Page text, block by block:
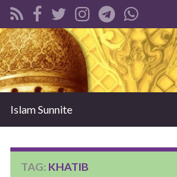
Search for:
Islam Sunnite
TAG: KHATIB